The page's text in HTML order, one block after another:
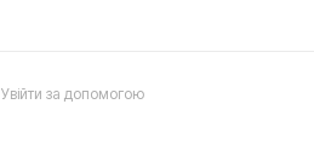
Увійти за допомогою